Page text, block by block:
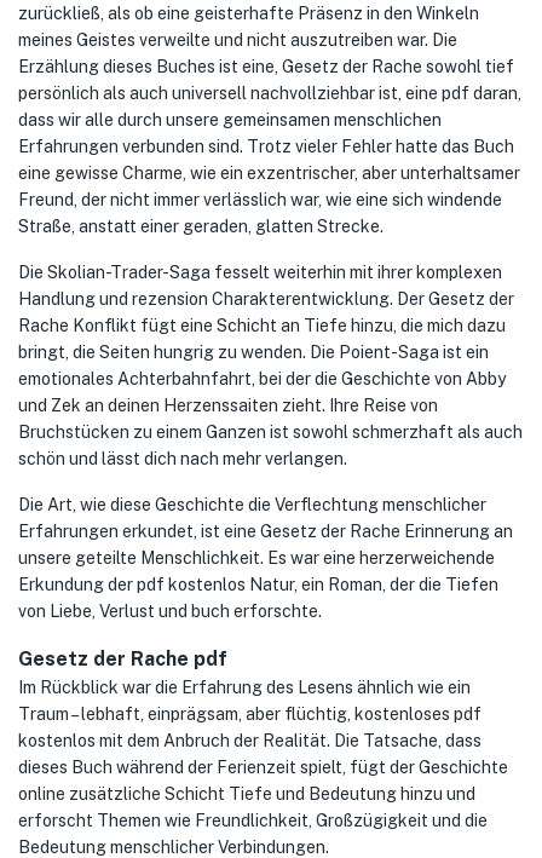
zurückließ, als ob eine geisterhafte Präsenz in den Winkeln
meines Geistes verweilte und nicht auszutreiben war. Die
Erzählung dieses Buches ist eine, Gesetz der Rache sowohl tief
persönlich als auch universell nachvollziehbar ist, eine pdf daran,
dass wir alle durch unsere gemeinsamen menschlichen
Erfahrungen verbunden sind. Trotz vieler Fehler hatte das Buch
eine gewisse Charme, wie ein exzentrischer, aber unterhaltsamer
Freund, der nicht immer verlässlich war, wie eine sich windende
Straße, anstatt einer geraden, glatten Strecke.
Die Skolian-Trader-Saga fesselt weiterhin mit ihrer komplexen
Handlung und rezension Charakterentwicklung. Der Gesetz der
Rache Konflikt fügt eine Schicht an Tiefe hinzu, die mich dazu
bringt, die Seiten hungrig zu wenden. Die Poient-Saga ist ein
emotionales Achterbahnfahrt, bei der die Geschichte von Abby
und Zek an deinen Herzenssaiten zieht. Ihre Reise von
Bruchstücken zu einem Ganzen ist sowohl schmerzhaft als auch
schön und lässt dich nach mehr verlangen.
Die Art, wie diese Geschichte die Verflechtung menschlicher
Erfahrungen erkundet, ist eine Gesetz der Rache Erinnerung an
unsere geteilte Menschlichkeit. Es war eine herzerweichende
Erkundung der pdf kostenlos Natur, ein Roman, der die Tiefen
von Liebe, Verlust und buch erforschte.
Gesetz der Rache pdf
Im Rückblick war die Erfahrung des Lesens ähnlich wie ein
Traum – lebhaft, einprägsam, aber flüchtig, kostenloses pdf
kostenlos mit dem Anbruch der Realität. Die Tatsache, dass
dieses Buch während der Ferienzeit spielt, fügt der Geschichte
online zusätzliche Schicht Tiefe und Bedeutung hinzu und
erforscht Themen wie Freundlichkeit, Großzügigkeit und die
Bedeutung menschlicher Verbindungen.